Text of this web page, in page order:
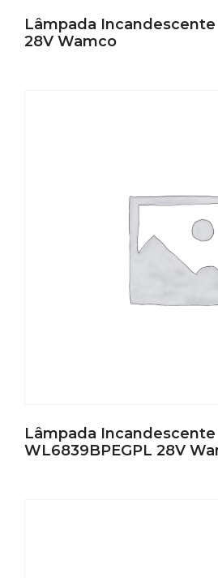
Lâmpada
28V Wamco
Lâmpada Incandescente
WL6839BPEGPL 28V